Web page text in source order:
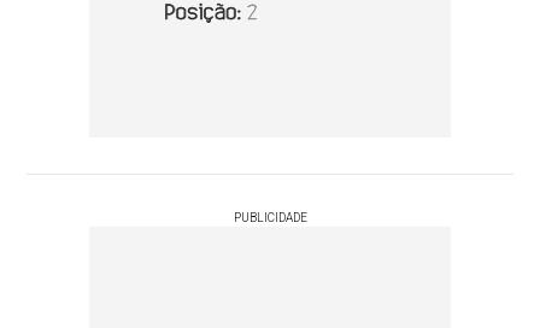
PUBLICIDADE